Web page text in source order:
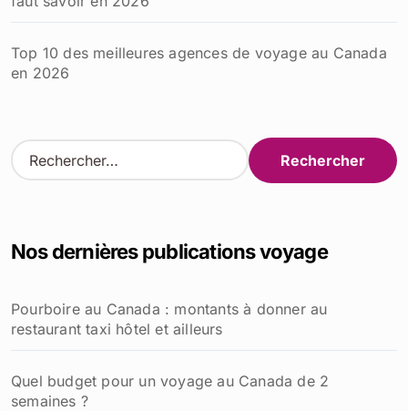
Top 10 des meilleures agences de voyage au Canada
en 2026
R
e
r
e
r
Nos dernières publications voyage
Pourboire au Canada : montants à donner au
restaurant taxi hôtel et ailleurs
Quel budget pour un voyage au Canada de 2
semaines ?